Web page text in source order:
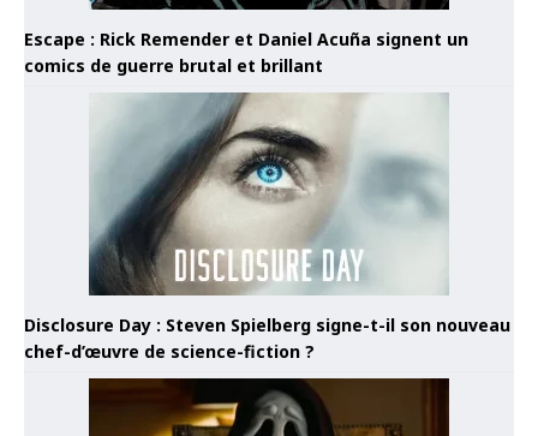
Escape : Rick Remender et Daniel Acuña signent un
comics de guerre brutal et brillant
Disclosure Day : Steven Spielberg signe-t-il son nouveau
chef-d’œuvre de science-fiction ?